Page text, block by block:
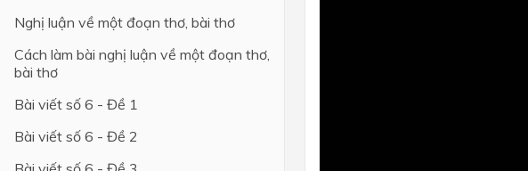
Nghị luận về một đoạn thơ, bài thơ
Cách làm bài nghị luận về một đoạn thơ,
bài thơ
Bài viết số 6 - Đề 1
Bài viết số 6 - Đề 2